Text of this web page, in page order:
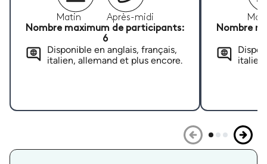
Matin
Après-midi
Nombre maximum de participants:
6
Disponible en anglais, français,
italien, allemand et plus encore.
Nombre